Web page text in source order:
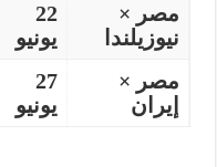
مصر ×
نيوزيلندا
22
يونيو
مصر ×
إيران
27
يونيو